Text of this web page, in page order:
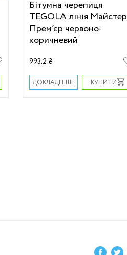
Бітумна черепиця
TEGOLA лінія Майстер
Прем’єр червоно-
коричневий
993.2 ₴
ДОКЛАДНІШЕ КУПИТИ